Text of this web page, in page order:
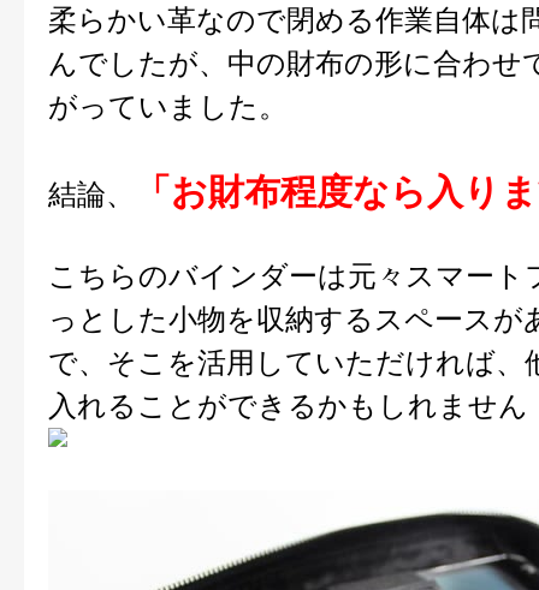
柔らかい革なので閉める作業自体は
んでしたが、中の財布の形に合わせ
がっていました。
結論、 「お財布程度なら入り
こちらのバインダーは元々スマート
っとした小物を収納するスペースが
で、そこを活用していただければ、
入れることができるかもしれません